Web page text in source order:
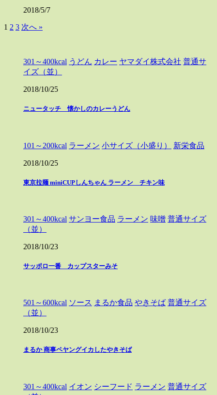
2018/5/7
1 2 3 次へ »
301～400kcal うどん カレー ヤマダイ株式会社 普通サ
イズ（並）
2018/10/25
ニュータッチ 懐かしのカレーうどん
101～200kcal ラーメン 小サイズ（小盛り） 新栄食品
2018/10/25
東京拉麺 miniCUPしんちゃん ラーメン チキン味
301～400kcal サンヨー食品 ラーメン 味噌 普通サイズ
（並）
2018/10/23
サッポロ一番 カップスターみそ
501～600kcal ソース まるか食品 やきそば 普通サイズ
（並）
2018/10/23
まるか 商事ペヤングイカしたやきそば
301～400kcal イオン シーフード ラーメン 普通サイズ